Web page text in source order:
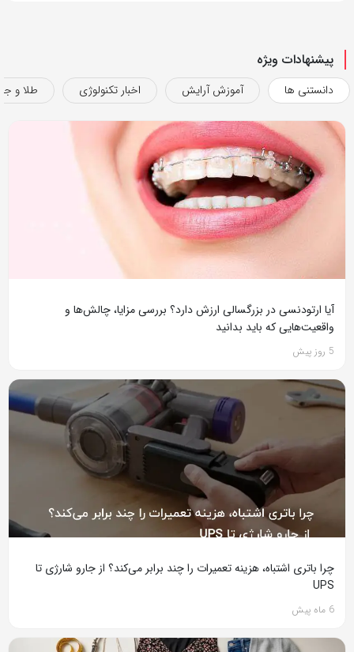
پیشنهادات ویژه
دانستنی ها آموزش آرایش اخبار تکنولوژی طلا و
آیا ارتودنسی در بزرگسالی ارزش دارد؟ بررسی مزایا، چالش‌ها و
واقعیت‌هایی که باید بدانید
5 روز پیش
چرا باتری اشتباه، هزینه تعمیرات را چند برابر می‌کند؟ از جارو شارژی تا
UPS
6 ماه پیش